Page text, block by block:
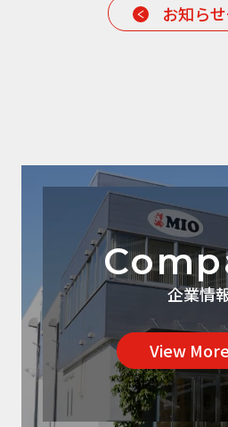
お知ら
企業情
View More